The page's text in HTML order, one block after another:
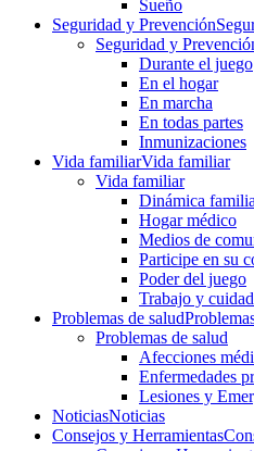
Sueño
Seguridad y Prevención
Seguridad y
Durante el juego
En el hogar
En marcha
En todas partes
Inmunizaciones
Vida familiarVida familiar
Vida familiar
Dinámica
Hogar médico
Medios de
Participe en su
Poder del juego
Trabajo y
Problemas de salud
Problemas de salud
Afecciones
Enfermedades
Lesiones y
NoticiasNoticias
Consejos y Herramientas